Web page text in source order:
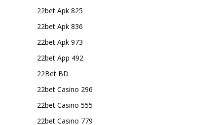
22bet Apk 825
22bet Apk 836
22bet Apk 973
22bet App 492
22Bet BD
22bet Casino 296
22bet Casino 555
22bet Casino 779